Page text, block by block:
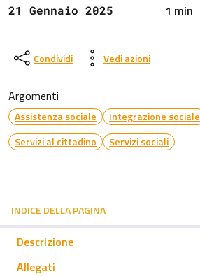
21 Gennaio 2025
1 min
Condividi Vedi azioni
Argomenti
Assistenza sociale Integrazione sociale
Servizi al cittadino
Servizi sociali
INDICE DELLA PAGINA
Descrizione
Allegati